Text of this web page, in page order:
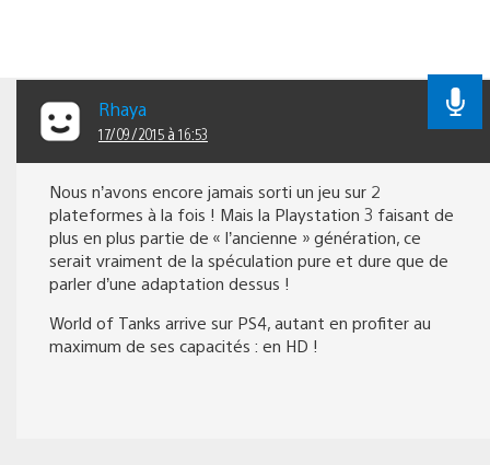
Rhaya
17/09/2015 à 16:53
Nous n’avons encore jamais sorti un jeu sur 2
plateformes à la fois ! Mais la Playstation 3 faisant de
plus en plus partie de « l’ancienne » génération, ce
serait vraiment de la spéculation pure et dure que de
parler d’une adaptation dessus !
World of Tanks arrive sur PS4, autant en profiter au
maximum de ses capacités : en HD !